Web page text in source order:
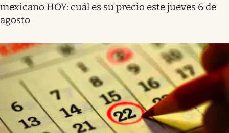
mexicano HOY: cuál es su precio este jueves 6 de
agosto